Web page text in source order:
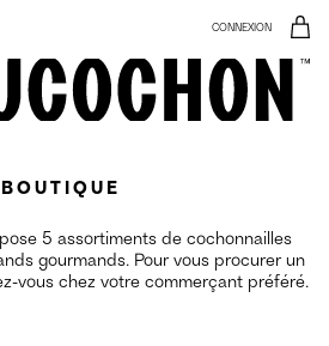
CONNEXION
BOUTIQUE
5 assortiments de cochonnailles
gourmands. Pour vous procurer un
vous chez votre commerçant préféré.